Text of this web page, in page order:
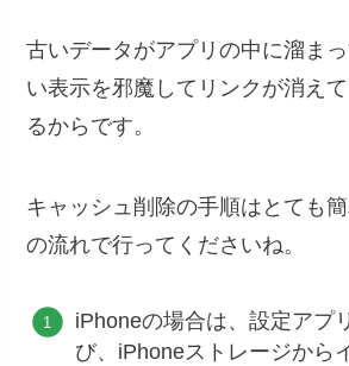
古いデータがアプリの中に溜ま
い表示を邪魔してリンクが消え
るからです。
キャッシュ削除の手順はとても
の流れで行ってくださいね。
iPhoneの場合は、設定アプ
び、iPhoneストレージから